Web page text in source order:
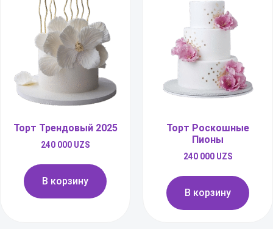
Торт Трендовый 2025
240 000 UZS
В корзину
Торт Роскошные
Пионы
240 000 UZS
В корзину